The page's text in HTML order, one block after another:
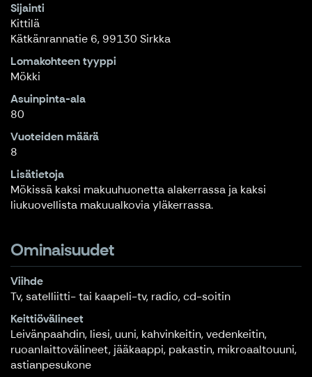
Sijainti
Kittilä
Kätkänrannatie 6, 99130 Sirkka
Lomakohteen tyyppi
Mökki
Asuinpinta-ala
80
Vuoteiden määrä
8
Lisätietoja
Mökissä kaksi makuuhuonetta alakerrassa ja kaksi
liukuovellista makuualkovia yläkerrassa.
Ominaisuudet
Viihde
Tv, satelliitti- tai kaapeli-tv, radio, cd-soitin
Keittiövälineet
Leivänpaahdin, liesi, uuni, kahvinkeitin, vedenkeitin,
ruoanlaittovälineet, jääkaappi, pakastin, mikroaaltouuni,
astianpesukone